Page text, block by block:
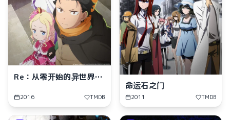
Re：从零开始的异世界生
2016 TMDB
命运石之门
2011 TMDB